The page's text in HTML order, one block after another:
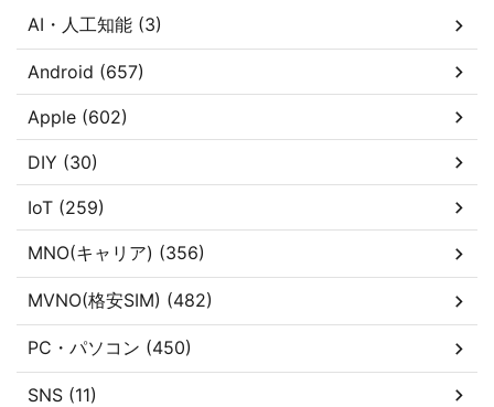
AI・人工知能 (3)
Android (657)
Apple (602)
DIY (30)
IoT (259)
MNO(キャリア) (356)
MVNO(格安SIM) (482)
PC・パソコン (450)
SNS (11)